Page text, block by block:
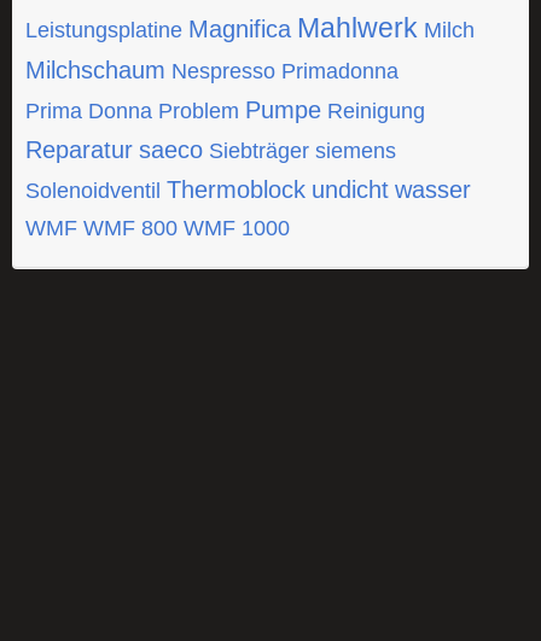
Leistungsplatine Magnifica Mahlwerk Milch
Milchschaum Nespresso Primadonna
Prima Donna Problem Pumpe Reinigung
Reparatur saeco Siebträger siemens
Solenoidventil Thermoblock undicht wasser
WMF WMF 800 WMF 1000